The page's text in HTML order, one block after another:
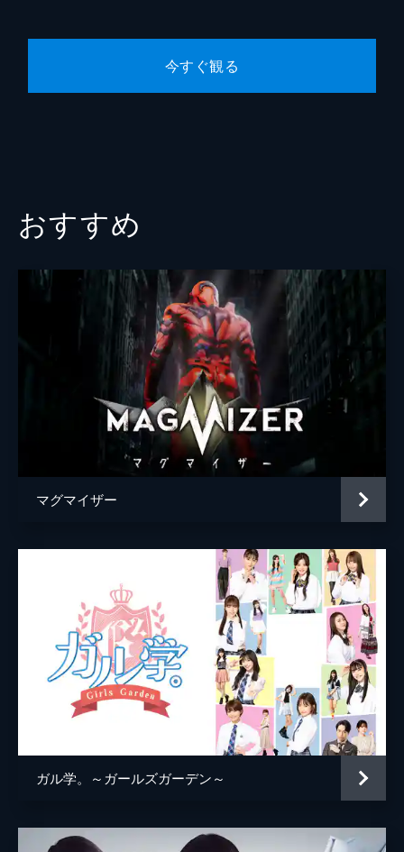
今すぐ観る
おすすめ
マグマイザー
ガル学。～ガールズガーデン～